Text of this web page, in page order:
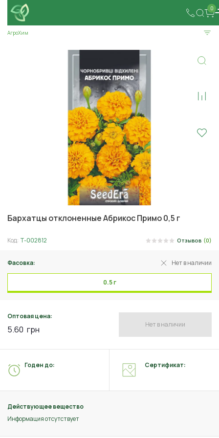
0
АгроХим
Бархатцы отклоненные Абрикос Примо 0,5 г
Код: Т-002812 Отзывов (0)
Фасовка: Нет в наличии
0.5 г
Оптовая цена:
5.60 грн Нет в наличии
Действующее вещество
Информация отсутствует
Годен до: Сертификат: